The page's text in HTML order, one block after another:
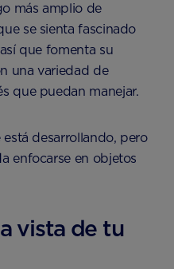
más amplio de
se sienta fascinado
que fomenta su
una variedad de
que puedan manejar.
desarrollando, pero
enfocarse en objetos
vista de tu